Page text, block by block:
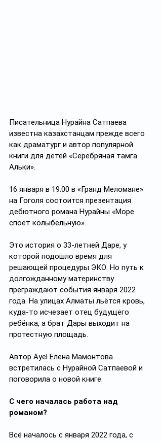
Писательница Нурайна Сатпаева
известна казахстанцам прежде всего
как драматург и автор популярной
книги для детей «Серебряная тамга
Альки».
16 января в 19.00 в «Гранд Меломане»
на Гоголя состоится презентация
дебютного романа Нурайны «Море
споёт колыбельную».
Это история о 33-летней Даре, у
которой подошло время для
решающей процедуры ЭКО. Но путь к
долгожданному материнству
преграждают события января 2022
года. На улицах Алматы льётся кровь,
куда-то исчезает отец будущего
ребёнка, а брат Дары выходит на
протестную площадь.
Автор Ayel Елена Мамонтова
встретилась с Нурайной Сатпаевой и
поговорила о новой книге.
С чего началась работа над
романом?
Всё началось с января 2022 года, с